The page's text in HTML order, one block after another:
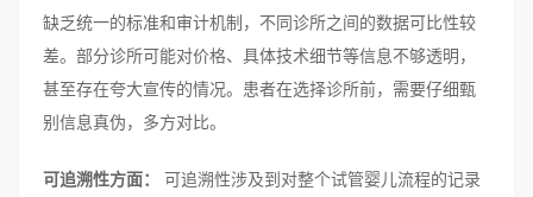
缺乏统一的标准和审计机制，不同诊所之间的数据可比性较
差。部分诊所可能对价格、具体技术细节等信息不够透明，
甚至存在夸大宣传的情况。患者在选择诊所前，需要仔细甄
别信息真伪，多方对比。
可追溯性方面：
可追溯性涉及到对整个试管婴儿流程的记录